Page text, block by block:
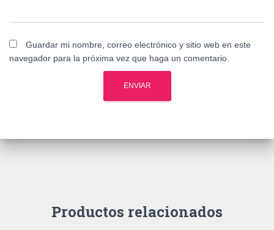
Guardar mi nombre, correo electrónico y sitio web en este
navegador para la próxima vez que haga un comentario.
Productos relacionados